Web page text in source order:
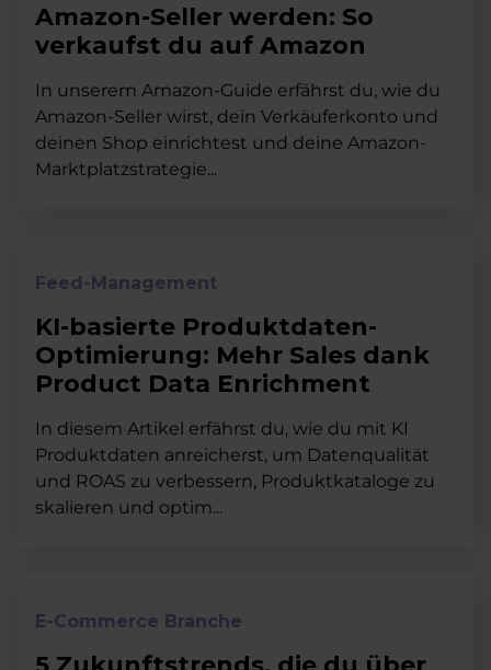
Amazon-Seller werden: So
verkaufst du auf Amazon
In unserem Amazon-Guide erfährst du, wie du
Amazon-Seller wirst, dein Verkäuferkonto und
deinen Shop einrichtest und deine Amazon-
Marktplatzstrategie...
Feed-Management
KI-basierte Produktdaten-
Optimierung: Mehr Sales dank
Product Data Enrichment
In diesem Artikel erfährst du, wie du mit KI
Produktdaten anreicherst, um Datenqualität
und ROAS zu verbessern, Produktkataloge zu
skalieren und optim...
E-Commerce Branche